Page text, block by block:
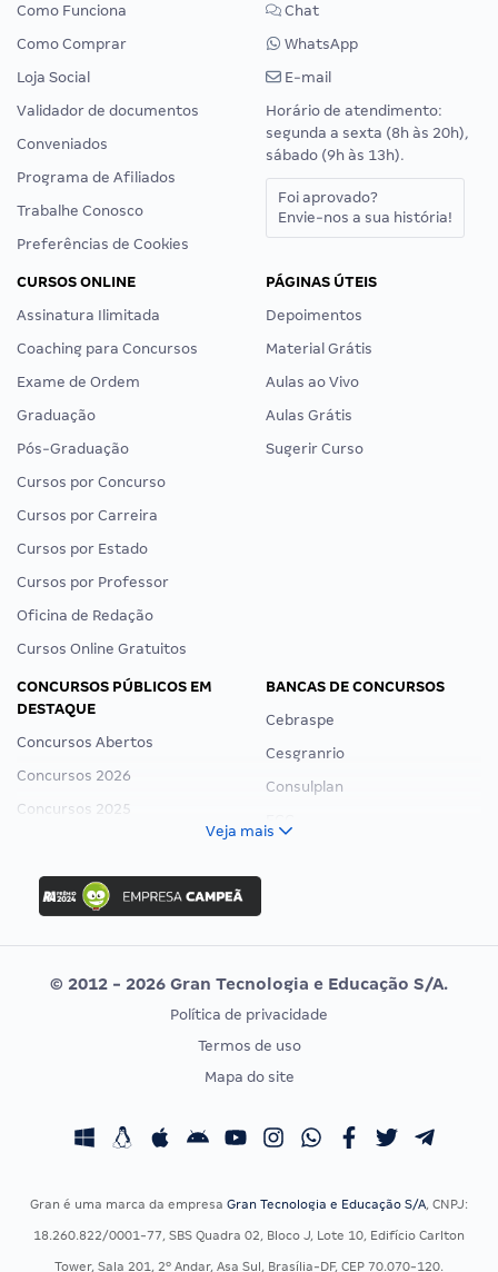
Como Funciona
Como Comprar
Loja Social
Validador de documentos
Conveniados
Programa de Afiliados
Trabalhe Conosco
Preferências de Cookies
Chat
WhatsApp
E-mail
Horário de atendimento:
segunda a sexta (8h às 20h),
sábado (9h às 13h).
Foi aprovado?
Envie-nos a sua história!
CURSOS ONLINE
Assinatura Ilimitada
Coaching para Concursos
Exame de Ordem
Graduação
Pós-Graduação
Cursos por Concurso
Cursos por Carreira
Cursos por Estado
Cursos por Professor
Oficina de Redação
Cursos Online Gratuitos
PÁGINAS ÚTEIS
Depoimentos
Material Grátis
Aulas ao Vivo
Aulas Grátis
Sugerir Curso
CONCURSOS PÚBLICOS EM
DESTAQUE
Concursos Abertos
Concursos 2026
Concursos 2025
Concurso Ibama
Concurso MPU
Editais publicados
BANCAS DE CONCURSOS
Cebraspe
Cesgranrio
Consulplan
Vunesp
CONCURSOS POR PROFISSÃO
Concursos Fiscais
Concursos Saúde
EXAME DE ORDEM
Calendário OAB
Veja mais
© 2012 - 2026 Gran Tecnologia e Educação S/A.
Política de privacidade
Termos de uso
Mapa do site
Gran é uma marca da empresa Gran Tecnologia e Educação S/A, CNPJ:
18.260.822/0001-77, SBS Quadra 02, Bloco J, Lote 10, Edifício Carlton
Tower, Sala 201, 2º Andar, Asa Sul, Brasília-DF, CEP 70.070-120.